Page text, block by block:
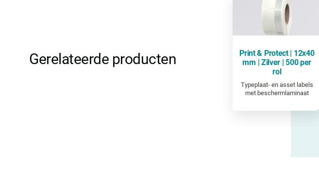
Gerelateerde producten
Print & Protect | 12x40
mm | Zilver | 500 per
rol
Typeplaat- en asset labels
met beschermlaminaat